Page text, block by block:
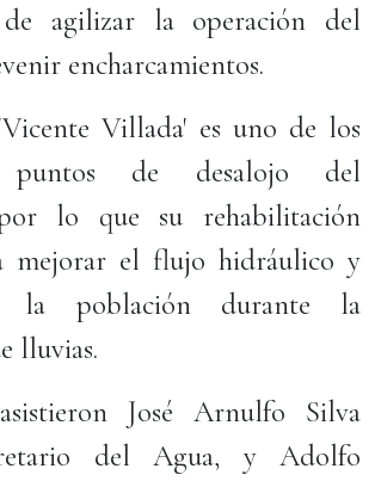
agilizar la operación del
encharcamientos.
Villada' es uno de los
puntos de desalojo del
lo que su rehabilitación
mejorar el flujo hidráulico y
la población durante la
lluvias.
José Arnulfo Silva
del Agua, y Adolfo